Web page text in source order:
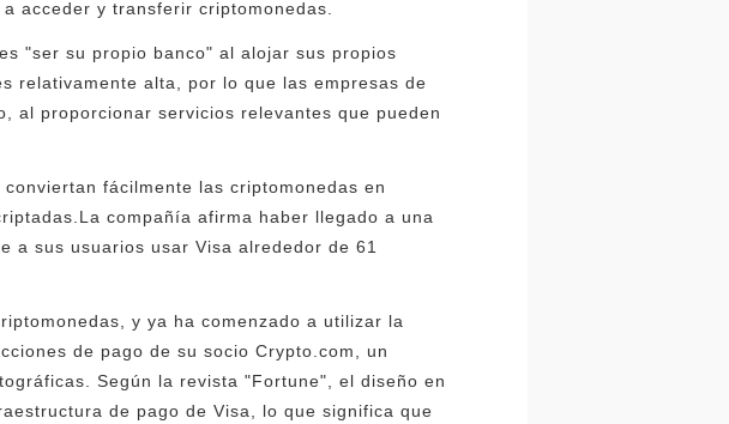
acceder y transferir criptomonedas.
"ser su propio banco" al alojar sus propios
relativamente alta, por lo que las empresas de
al proporcionar servicios relevantes que pueden
fácilmente las criptomonedas en
compañía afirma haber llegado a una
a sus usuarios usar Visa alrededor de 61
y ya ha comenzado a utilizar la
de pago de su socio Crypto.com, un
Según la revista "Fortune", el diseño en
de pago de Visa, lo que significa que